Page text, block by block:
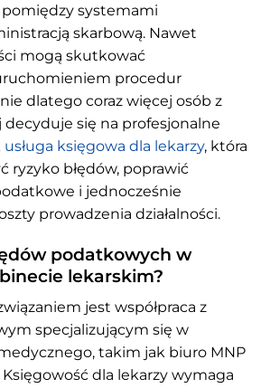
systemami
skarbową. Nawet
mogą skutkować
procedur
dlatego coraz więcej osób z
się na profesjonalne
usługa księgowa dla lekarzy, która
ryzyko błędów, poprawić
i jednocześnie
prowadzenia działalności.
podatkowych w
lekarskim?
jest współpraca z
specjalizującym się w
takim jak biuro MNP
dla lekarzy wymaga